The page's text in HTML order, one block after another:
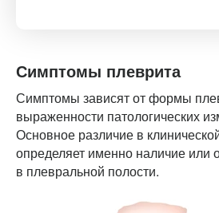
Симптомы плеврита
Симптомы зависят от формы
выраженности патологических
Основное различие в
определяет именно наличие или
в плевральной полости.